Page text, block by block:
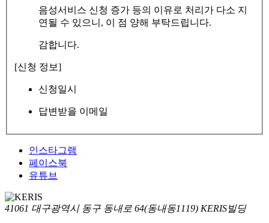
음성서비스 신청 증가 등의 이유로 처리가 다소 지
연될 수 있으니, 이 점 양해 부탁드립니다.
감합니다.
[신청 정보]
신청일시
답변받을 이메일
인스타그램
페이스북
유튜브
41061 대구광역시 동구 동내로 64(동내동1119) KERIS빌딩